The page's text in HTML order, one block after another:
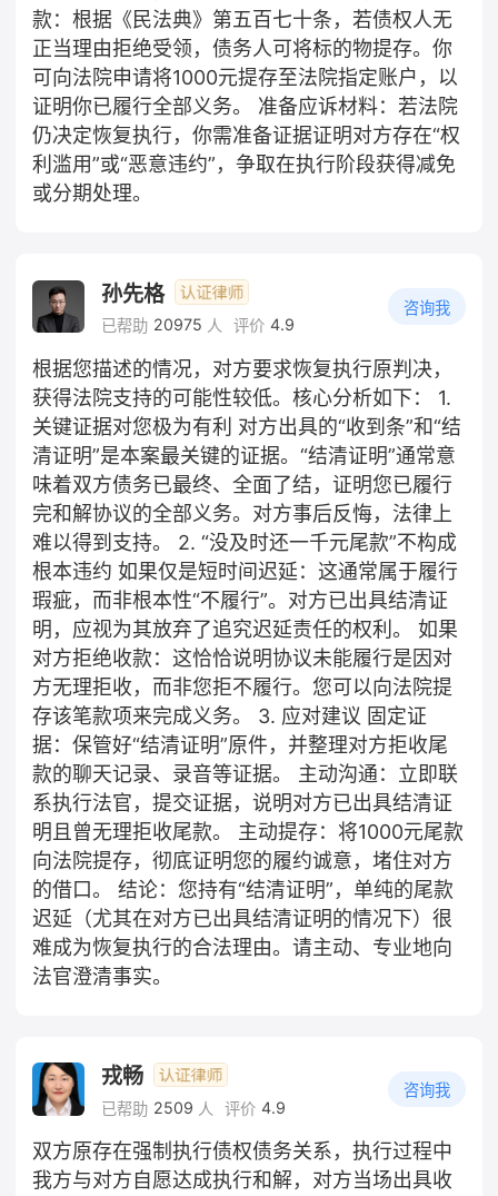
款：根据《民法典》第五百七十条，若债权人无
正当理由拒绝受领，债务人可将标的物提存。你
可向法院申请将1000元提存至法院指定账户，以
证明你已履行全部义务。 准备应诉材料：若法院
仍决定恢复执行，你需准备证据证明对方存在“权
利滥用”或“恶意违约”，争取在执行阶段获得减免
或分期处理。
孙先格
已帮助 20975 人 评价 4.9
咨询我
根据您描述的情况，对方要求恢复执行原判决，
获得法院支持的可能性较低。核心分析如下： 1.
关键证据对您极为有利 对方出具的“收到条”和“结
清证明”是本案最关键的证据。“结清证明”通常意
味着双方债务已最终、全面了结，证明您已履行
完和解协议的全部义务。对方事后反悔，法律上
难以得到支持。 2. “没及时还一千元尾款”不构成
根本违约 如果仅是短时间迟延：这通常属于履行
瑕疵，而非根本性“不履行”。对方已出具结清证
明，应视为其放弃了追究迟延责任的权利。 如果
对方拒绝收款：这恰恰说明协议未能履行是因对
方无理拒收，而非您拒不履行。您可以向法院提
存该笔款项来完成义务。 3. 应对建议 固定证
据：保管好“结清证明”原件，并整理对方拒收尾
款的聊天记录、录音等证据。 主动沟通：立即联
系执行法官，提交证据，说明对方已出具结清证
明且曾无理拒收尾款。 主动提存：将1000元尾款
向法院提存，彻底证明您的履约诚意，堵住对方
的借口。 结论：您持有“结清证明”，单纯的尾款
迟延（尤其在对方已出具结清证明的情况下）很
难成为恢复执行的合法理由。请主动、专业地向
法官澄清事实。
戎畅
已帮助 2509 人 评价 4.9
咨询我
双方原存在强制执行债权债务关系，执行过程中
我方与对方自愿达成执行和解，对方当场出具收